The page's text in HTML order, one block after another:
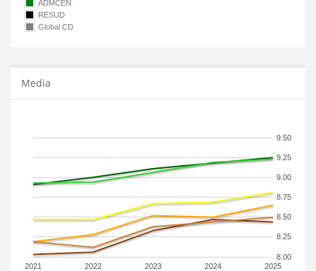
ADMCEN
RESUD
Global CD
Media
2021 2022 2023 2024 2025
8.00
8.25
8.50
8.75
9.00
9.25
9.50